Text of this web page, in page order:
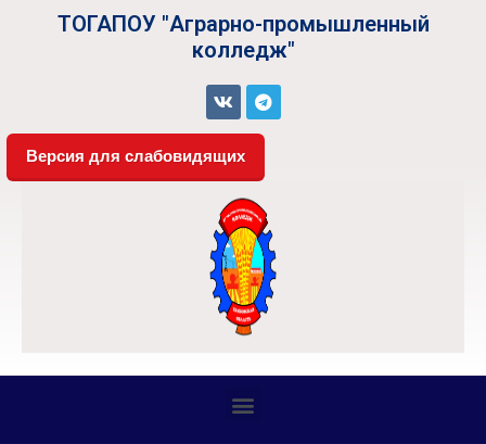
ТОГАПОУ "Аграрно-промышленный
колледж"
Версия для слабовидящих